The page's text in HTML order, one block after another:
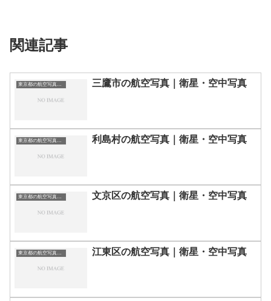
関連記事
東京都の航空写真・空中写真 三鷹市の航空写真｜衛星・空中写真
東京都の航空写真・空中写真 利島村の航空写真｜衛星・空中写真
東京都の航空写真・空中写真 文京区の航空写真｜衛星・空中写真
東京都の航空写真・空中写真 江東区の航空写真｜衛星・空中写真